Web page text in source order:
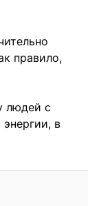
правило,
людей с
в